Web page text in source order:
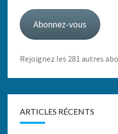
mail
Abonnez-vous
Rejoignez les 281 autres
ARTICLES RÉCENTS